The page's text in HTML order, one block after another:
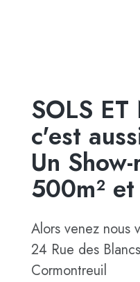
SOLS ET
c'est
Un
500m²
Alors venez nous
24 Rue des
Cormontreuil